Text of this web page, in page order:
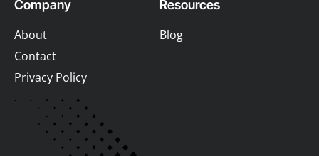
Company
About
Contact
Privacy Policy
Resources
Blog